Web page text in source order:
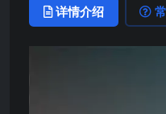
详情介绍